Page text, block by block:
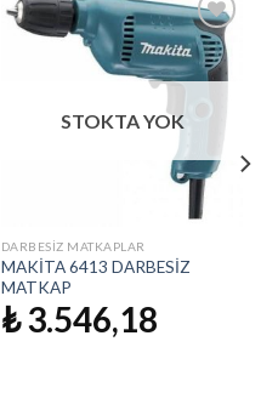
İstek
Listeme
Ekle
STOKTA YOK
DARBESIZ MATKAPLAR
MAKİTA 6413 DARBESİZ
MATKAP
₺3.546,18